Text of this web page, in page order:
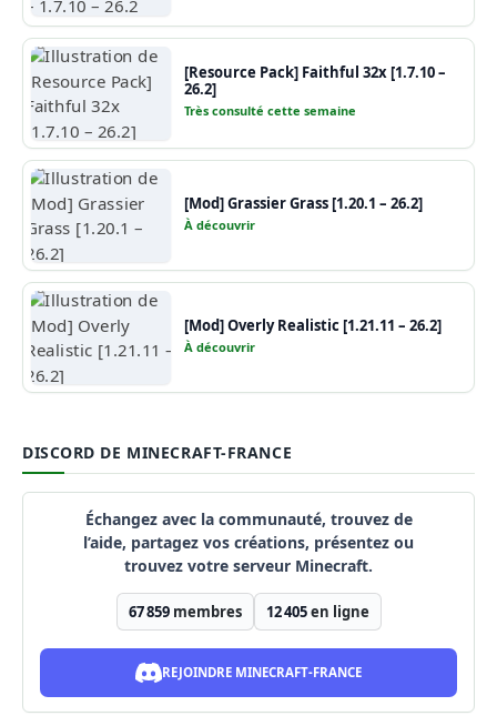
[Resource Pack] Faithful 32x [1.7.10 –
26.2]
Très consulté cette semaine
[Mod] Grassier Grass [1.20.1 – 26.2]
À découvrir
[Mod] Overly Realistic [1.21.11 – 26.2]
À découvrir
DISCORD DE MINECRAFT-FRANCE
Échangez avec la communauté, trouvez de
l’aide, partagez vos créations, présentez ou
trouvez votre serveur Minecraft.
67 859membres 12 405en ligne
REJOINDRE MINECRAFT-FRANCE